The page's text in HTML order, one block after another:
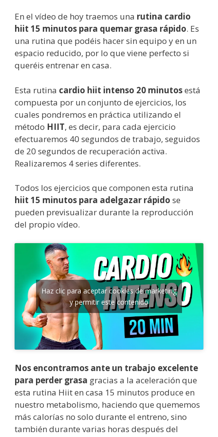
En el vídeo de hoy traemos una rutina cardio
hiit 15 minutos para quemar grasa rápido. Es
una rutina que podéis hacer sin equipo y en un
espacio reducido, por lo que viene perfecto si
queréis entrenar en casa.
Esta rutina cardio hiit intenso 20 minutosestá
compuesta por un conjunto de ejercicios, los
cuales pondremos en práctica utilizando el
método HIIT, es decir, para cada ejercicio
efectuaremos 40 segundos de trabajo, seguidos
de 20 segundos de recuperación activa.
Realizaremos 4 series diferentes.
Todos los ejercicios que componen esta rutina
hiit 15 minutos para adelgazar rápido se
pueden previsualizar durante la reproducción
del propio vídeo.
Haz clic para aceptar cookies de marketing
y permitir este contenido
Nos encontramos ante un trabajo excelente
para perder grasa gracias a la aceleración que
esta rutina Hiit en casa 15 minutos produce en
nuestro metabolismo, haciendo que quememos
más calorías no solo durante el entreno, sino
también durante varias horas después del